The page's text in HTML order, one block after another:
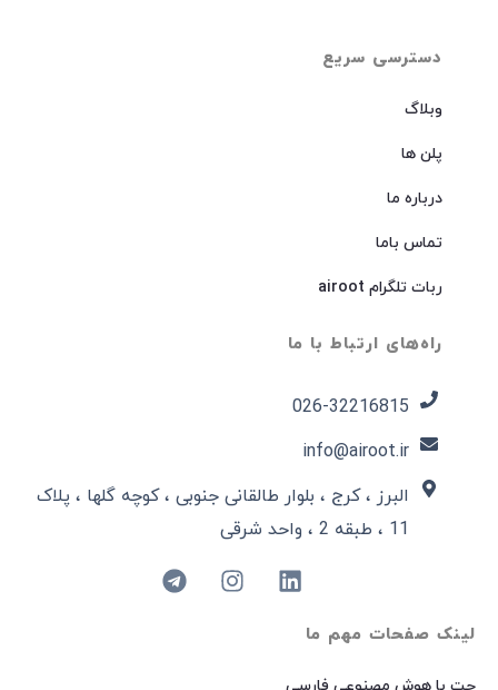
لینک صفحات مهم ما
دسترسی سریع
وبلاگ
پلن ها
درباره ما
تماس باما
ربات تلگرام airoot
راه‌های ارتباط با ما
026-32216815​
info@airoot.ir
البرز ، کرج ، بلوار طالقانی جنوبی ، کوچه گلها ، پلاک
11 ، طبقه 2 ، واحد شرقی